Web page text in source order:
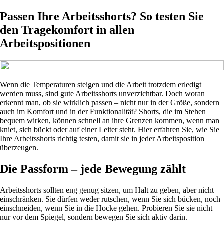
Passen Ihre Arbeitsshorts? So testen Sie
den Tragekomfort in allen
Arbeitspositionen
Wenn die Temperaturen steigen und die Arbeit trotzdem erledigt
werden muss, sind gute Arbeitsshorts unverzichtbar. Doch woran
erkennt man, ob sie wirklich passen – nicht nur in der Größe, sondern
auch im Komfort und in der Funktionalität? Shorts, die im Stehen
bequem wirken, können schnell an ihre Grenzen kommen, wenn man
kniet, sich bückt oder auf einer Leiter steht. Hier erfahren Sie, wie Sie
Ihre Arbeitsshorts richtig testen, damit sie in jeder Arbeitsposition
überzeugen.
Die Passform – jede Bewegung zählt
Arbeitsshorts sollten eng genug sitzen, um Halt zu geben, aber nicht
einschränken. Sie dürfen weder rutschen, wenn Sie sich bücken, noch
einschneiden, wenn Sie in die Hocke gehen. Probieren Sie sie nicht
nur vor dem Spiegel, sondern bewegen Sie sich aktiv darin.